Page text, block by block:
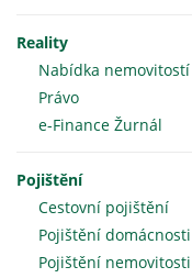
Reality
Nabídka nemovitostí
Právo
e-Finance Žurnál
Pojištění
Cestovní pojištění
Pojištění domácnosti
Pojištění nemovitosti